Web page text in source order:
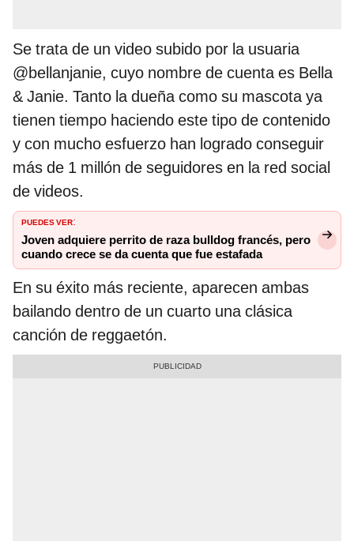
Se trata de un video subido por la usuaria
@bellanjanie, cuyo nombre de cuenta es Bella
& Janie. Tanto la dueña como su mascota ya
tienen tiempo haciendo este tipo de contenido
y con mucho esfuerzo han logrado conseguir
más de 1 millón de seguidores en la red social
de videos.
PUEDES VER:
Joven adquiere perrito de raza bulldog francés, pero
cuando crece se da cuenta que fue estafada
En su éxito más reciente, aparecen ambas
bailando dentro de un cuarto una clásica
canción de reggaetón.